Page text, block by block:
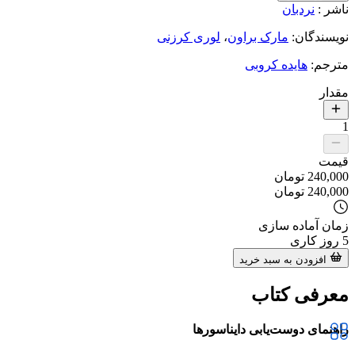
ناشر : نردبان
نویسندگان: مارک براون، لوری کرزنی
مترجم: هایده کروبی
مقدار
1
قیمت
240,000 تومان
240,000 تومان
زمان آماده سازی
5 روز کاری
افزودن به سبد خرید
معرفی کتاب
راهنمای دوست‌یابی دایناسورها